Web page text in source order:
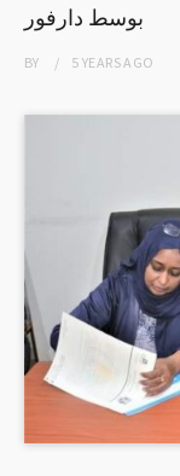
بوسط دارفور
BY 5 YEARSAGO